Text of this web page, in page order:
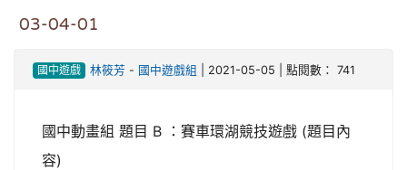
03-04-01
國中遊戲 林筱芳 - 國中遊戲組 | 2021-05-05 | 點閱數： 741
國中動畫組 題目 B ：賽車環湖競技遊戲 (題目內
容)